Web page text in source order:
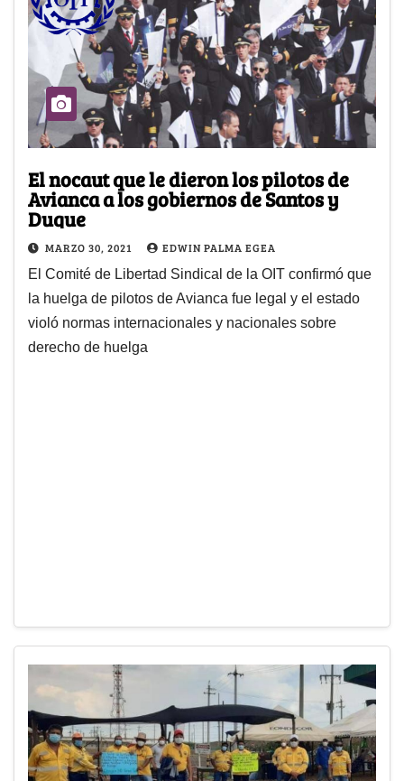
El nocaut que le dieron los pilotos de
Avianca a los gobiernos de Santos y
Duque
MARZO 30, 2021 EDWIN PALMA EGEA
El Comité de Libertad Sindical de la OIT confirmó que
la huelga de pilotos de Avianca fue legal y el estado
violó normas internacionales y nacionales sobre
derecho de huelga